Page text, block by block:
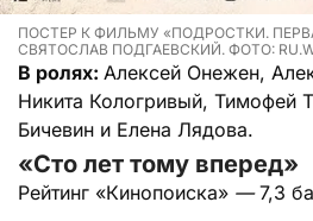
ПОСТЕР К ФИЛЬМУ «ПОДРОСТКИ.
СВЯТОСЛАВ ПОДГАЕВСКИЙ. ФОТО:
В ролях: Алексей Онежен,
Никита Кологривый, Тимофей
Бичевин и Елена Лядова.
«Сто лет тому вперед»
Рейтинг «Кинопоиска» —7,3